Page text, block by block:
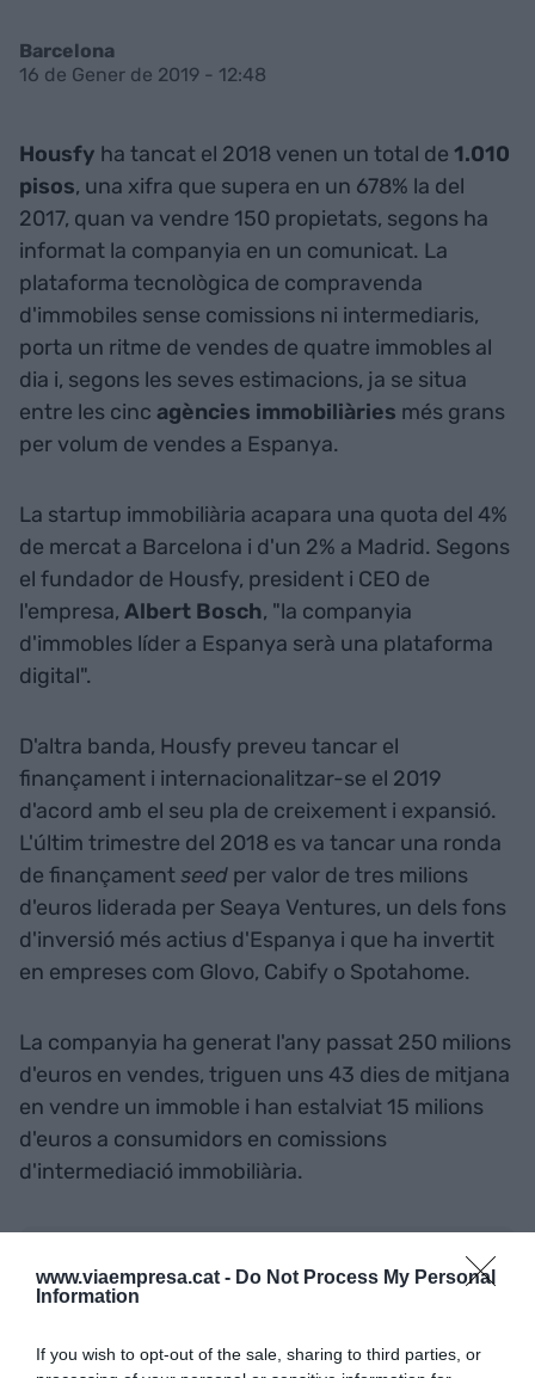
www.viaempresa.cat - Do Not Process My Personal
Information
If you wish to opt-out of the sale, sharing to third parties, or
Barcelona
16 de Gener de 2019 - 12:48
Housfy ha tancat el 2018 venen un total de 1.010
pisos, una xifra que supera en un 678% la del
2017, quan va vendre 150 propietats, segons ha
informat la companyia en un comunicat. La
plataforma tecnològica de compravenda
d'immobiles sense comissions ni intermediaris,
porta un ritme de vendes de quatre immobles al
dia i, segons les seves estimacions, ja se situa
entre les cinc agències immobiliàries més grans
per volum de vendes a Espanya.
La startup immobiliària acapara una quota del 4%
de mercat a Barcelona i d'un 2% a Madrid. Segons
el fundador de Housfy, president i CEO de
l'empresa, Albert Bosch, "la companyia
d'immobles líder a Espanya serà una plataforma
digital".
D'altra banda, Housfy preveu tancar el
finançament i internacionalitzar-se el 2019
d'acord amb el seu pla de creixement i expansió.
L'últim trimestre del 2018 es va tancar una ronda
de finançamentseed per valor de tres milions
d'euros liderada per Seaya Ventures, un dels fons
d'inversió més actius d'Espanya i que ha invertit
en empreses com Glovo, Cabify o Spotahome.
La companyia ha generat l'any passat 250 milions
d'euros en vendes, triguen uns 43 dies de mitjana
en vendre un immoble i han estalviat 15 milions
d'euros a consumidors en comissions
d'intermediació immobiliària.
com a font preferida de
Google de forma gratuïta
Estigues informat amb les últimes notícies d'actualitat